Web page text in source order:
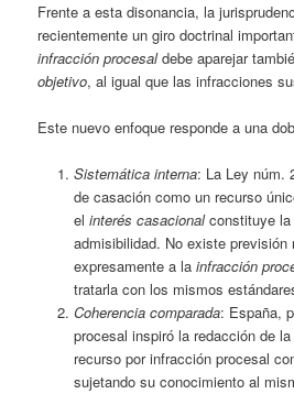
Frente a esta disonancia, la
recientemente un giro doctrinal
infracción procesaldebe aparejar
objetivo, al igual que las infracciones
Este nuevo enfoque responde a una
Sistemática interna: La Ley núm.
de casación como un recurso
el interés casacionalconstituye la
admisibilidad. No existe previsión
expresamente a la infracción
tratarla con los mismos
Coherencia comparada: España,
procesal inspiró la redacción de
recurso por infracción procesal
sujetando su conocimiento al